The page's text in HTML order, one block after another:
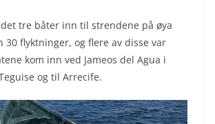
tre båter inn til strendene på øya
30 flyktninger, og flere av disse var
kom inn ved Jameos del Agua i
og til Arrecife.